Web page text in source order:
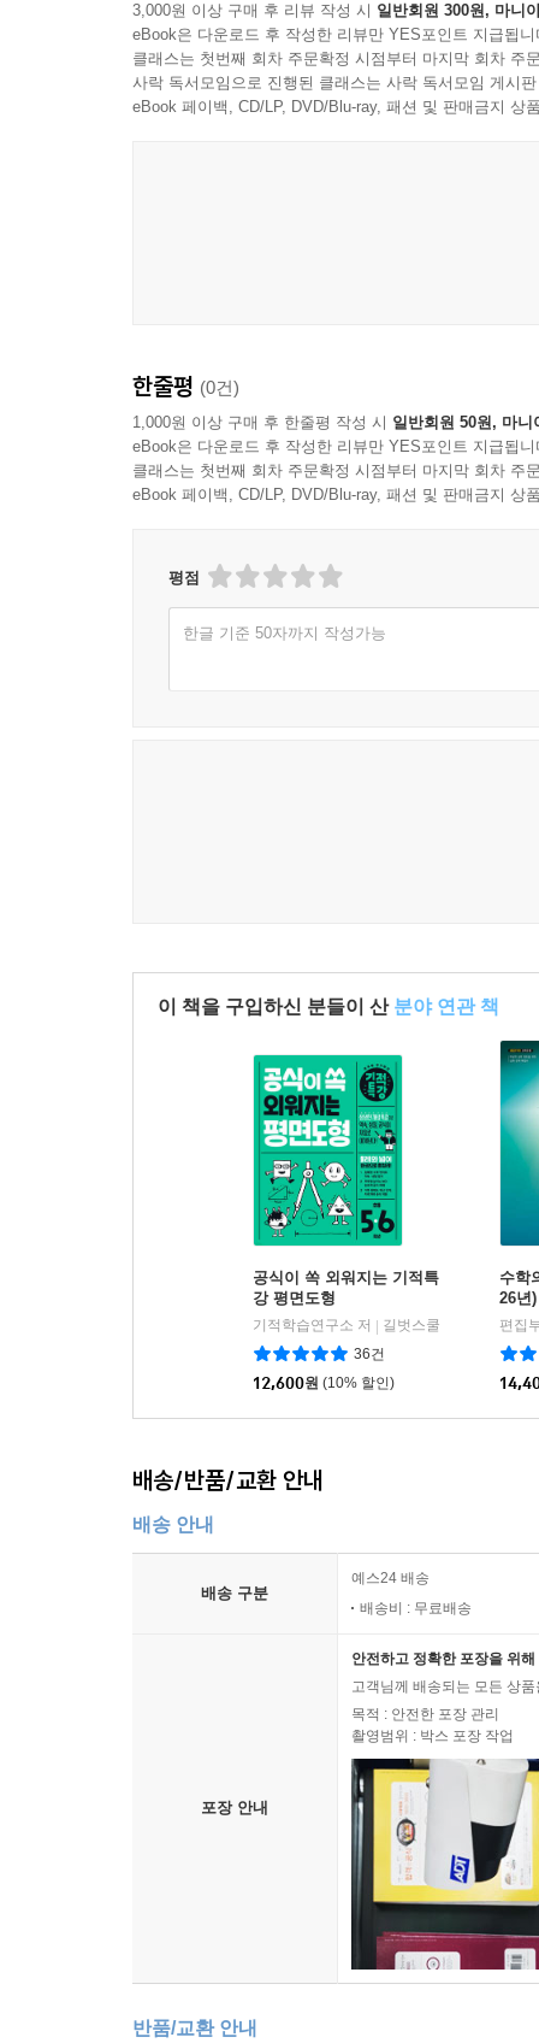
3,000원 이상 구매 후 리뷰 작성 시 일반회원 300원, 마니
eBook은 다운로드 후 작성한 리뷰만 YES포인트 지급됩니
클래스는 첫번째 회차 주문확정 시점부터 마지막 회차 주
사락 독서모임으로 진행된 클래스는 사락 독서모임 게시
eBook 페이백, CD/LP, DVD/Blu-ray, 패션 및 판매금지 상
한줄평 (0건)
1,000원 이상 구매 후 한줄평 작성 시 일반회원 50원, 마니
eBook은 다운로드 후 작성한 리뷰만 YES포인트 지급됩니
클래스는 첫번째 회차 주문확정 시점부터 마지막 회차 주
eBook 페이백, CD/LP, DVD/Blu-ray, 패션 및 판매금지 상
평점
한글 기준 50자까지 작성가능
이 책을 구입하신 분들이 산 분야 연관 책
공식이 쏙 외워지는 기적특
강 평면도형
기적학습연구소 저
길벗스쿨
36건
12,600원 (10% 할인)
수학
26년)
편집
배송/반품/교환 안내
배송 안내
배송 구분
예스24 배송
배송비 : 무료배송
포장 안내
안전하고 정확한 포장을 위
고객님께 배송되는 모든 상
목적 : 안전한 포장 관리
촬영범위 : 박스 포장 작업
반품/교환 안내